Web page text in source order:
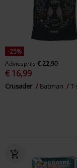
-25%
Adviesprijs € 22,90
€ 16,99
Crusader Batman